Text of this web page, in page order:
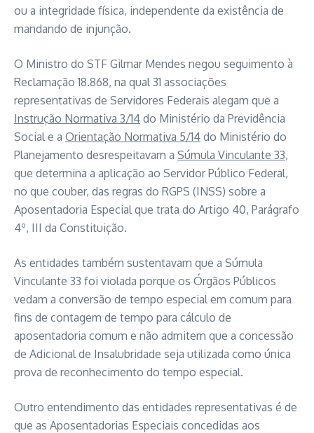
ou a integridade física, independente da existência de
mandando de injunção.
O Ministro do STF Gilmar Mendes negou seguimento à
Reclamação 18.868, na qual 31 associações
representativas de Servidores Federais alegam que a
Instrução Normativa 3/14 do Ministério da Previdência
Social e a Orientação Normativa 5/14 do Ministério do
Planejamento desrespeitavam a Súmula Vinculante 33,
que determina a aplicação ao Servidor Público Federal,
no que couber, das regras do RGPS (INSS) sobre a
Aposentadoria Especial que trata do Artigo 40, Parágrafo
4º, III da Constituição.
As entidades também sustentavam que a Súmula
Vinculante 33 foi violada porque os Órgãos Públicos
vedam a conversão de tempo especial em comum para
fins de contagem de tempo para cálculo de
aposentadoria comum e não admitem que a concessão
de Adicional de Insalubridade seja utilizada como única
prova de reconhecimento do tempo especial.
Outro entendimento das entidades representativas é de
que as Aposentadorias Especiais concedidas aos